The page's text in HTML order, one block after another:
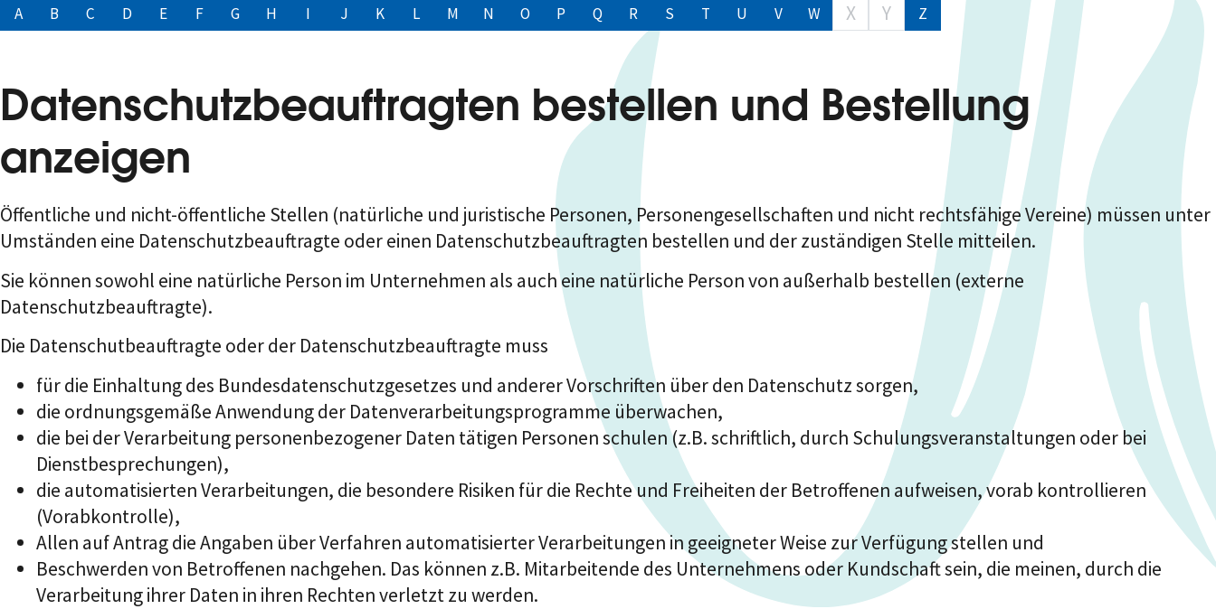
A B C D E F G H I J K L M N O P Q R S T U V W X Y Z
Datenschutzbeauftragten bestellen und Bestellung
anzeigen
Öffentliche und nicht-öffentliche Stellen (natürliche und juristische Personen, Personengesellschaften und nicht rechtsfähige Vereine) müssen unter
Umständen eine Datenschutzbeauftragte oder einen Datenschutzbeauftragten bestellen und der zuständigen Stelle mitteilen.
Sie können sowohl eine natürliche Person im Unternehmen als auch eine natürliche Person von außerhalb bestellen (externe
Datenschutzbeauftragte).
Die Datenschutbeauftragte oder der Datenschutzbeauftragte muss
für die Einhaltung des Bundesdatenschutzgesetzes und anderer Vorschriften über den Datenschutz sorgen,
die ordnungsgemäße Anwendung der Datenverarbeitungsprogramme überwachen,
die bei der Verarbeitung personenbezogener Daten tätigen Personen schulen (z.B. schriftlich, durch Schulungsveranstaltungen oder bei
Dienstbesprechungen),
die automatisierten Verarbeitungen, die besondere Risiken für die Rechte und Freiheiten der Betroffenen aufweisen, vorab kontrollieren
(Vorabkontrolle),
Allen auf Antrag die Angaben über Verfahren automatisierter Verarbeitungen in geeigneter Weise zur Verfügung stellen und
Beschwerden von Betroffenen nachgehen. Das können z.B. Mitarbeitende des Unternehmens oder Kundschaft sein, die meinen, durch die
Verarbeitung ihrer Daten in ihren Rechten verletzt zu werden.